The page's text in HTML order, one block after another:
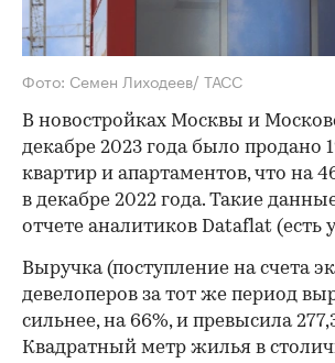
Фото: Семен Лиходеев/ ТАСС
В новостройках Москвы и
декабре 2023 года было продано
квартир и апартаментов, что на
в декабре 2022 года. Такие
отчете аналитиков Dataflat (есть
Выручка (поступление на счета
девелоперов за тот же период
сильнее, на 66%, и превысила
Квадратный метр жилья в